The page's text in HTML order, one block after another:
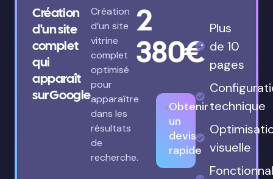
Création
d'un site
complet
qui
apparaît
sur Google
Création
d’un site
vitrine
complet
optimisé
pour
apparaître
dans les
résultats
de
recherche.
2
380€
Obtenir
un
devis
rapide
Plus
de 10
pages
technique
visuelle